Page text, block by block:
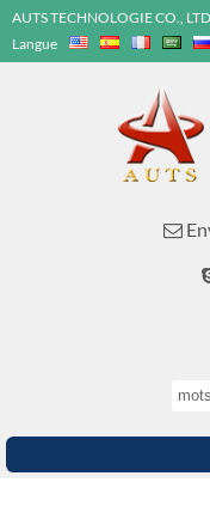
AUTS TECHNOLOGIE CO., LTD
Langue
